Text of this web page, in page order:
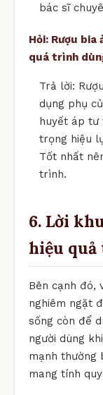
bác sĩ
Hỏi: Rượu
quá trình
Trả lời:
dụng phụ
huyết áp tư
trọng hiệu
Tốt nhất
trình.
6. Lời
hiệu
Bên cạnh đó,
nghiêm ngặt
sống còn để
người dùng
mạnh thường
mang tính